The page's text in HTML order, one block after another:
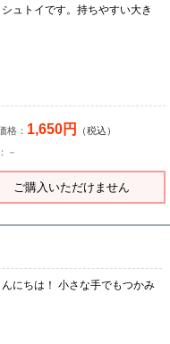
ュトイです。持ちやすい大き
格： 1,650円
（税込）
－
ご購入いただけません
にちは！ 小さな手でもつかみ